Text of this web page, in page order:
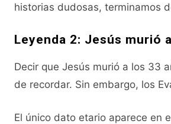
historias dudosas, terminamos
Leyenda 2: Jesús murió
Decir que Jesús murió a los 33
de recordar. Sin embargo, los
El único dato etario aparece en